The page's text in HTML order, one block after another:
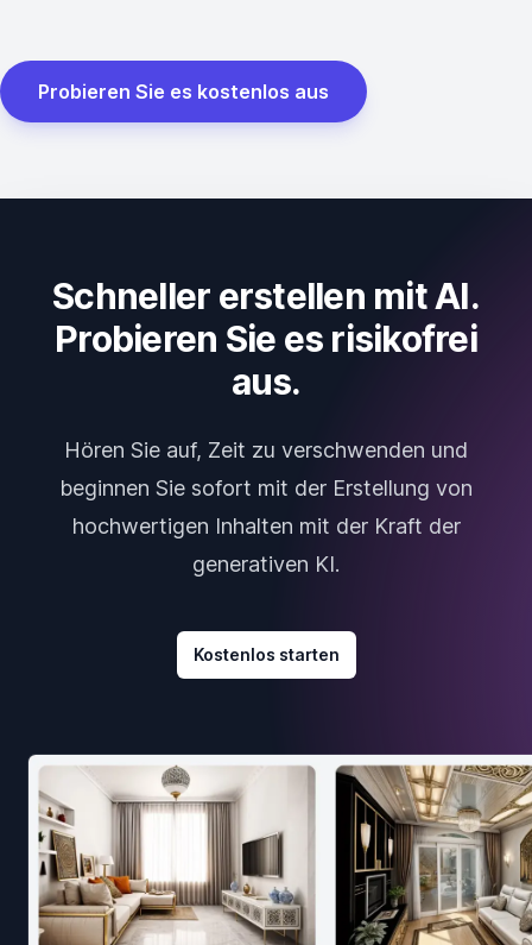
Probieren Sie es kostenlos aus
Schneller erstellen mit AI.
Probieren Sie es risikofrei
aus.
Hören Sie auf, Zeit zu verschwenden und
beginnen Sie sofort mit der Erstellung von
hochwertigen Inhalten mit der Kraft der
generativen KI.
Kostenlos starten